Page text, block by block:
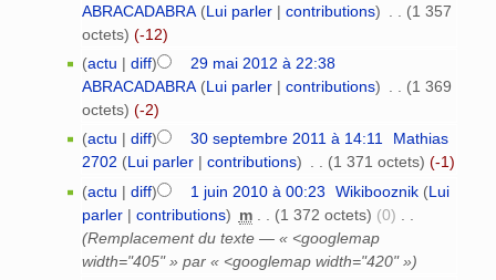
ABRACADABRA (Lui parler| contributions)
(1 357
octets) (-12)
(actu | diff)
29 mai 2012 à 22:38
ABRACADABRA (Lui parler| contributions)
(1 369
octets) (-2)
(actu | diff) 30 septembre 2011 à 14:11‎
Mathias
2702 (Lui parler| contributions) . . (1 371 octets) (-1)
(actu | diff) 1 juin 2010 à 00:23 Wikibooznik (Lui
parler| contributions) m (1 372 octets) (0)
(Remplacement du texte — « <googlemap
width="405" » par « <googlemap width="420" »)